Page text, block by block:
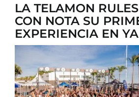
LA TELAMON
CON NOTA SU
EXPERIENCIA EN